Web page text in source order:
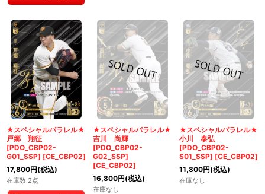
★スペシャルパラレル★
戸郷 翔征
[PDO_CBP02-
G01_SSP] [CE_CBP02]
17,800円(税込)
在庫数 2点
★スペシャルパラレル★
吉川 尚輝
[PDO_CBP02-
G02_SSP]
[CE_CBP02]
16,800円(税込)
在庫なし
★スペシャルパラレル★
小川 泰弘
[PDO_CBP02-
S01_SSP] [CE_CBP02]
11,800円(税込)
在庫なし